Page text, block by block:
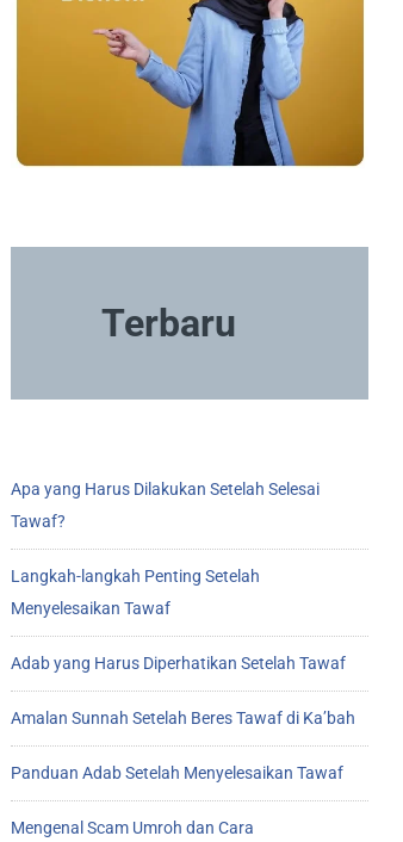
Terbaru
Apa yang Harus Dilakukan Setelah Selesai
Tawaf?
Langkah-langkah Penting Setelah
Menyelesaikan Tawaf
Adab yang Harus Diperhatikan Setelah Tawaf
Amalan Sunnah Setelah Beres Tawaf di Ka’bah
Panduan Adab Setelah Menyelesaikan Tawaf
Mengenal Scam Umroh dan Cara